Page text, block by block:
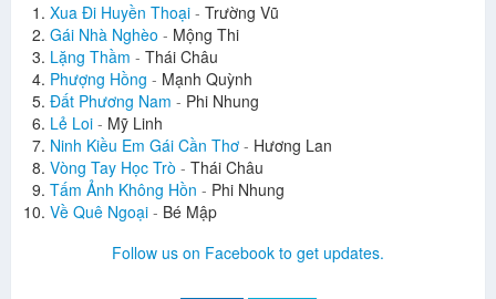
Xua Đi Huyền Thoại - Trường Vũ
Gái Nhà Nghèo - Mộng Thi
Lặng Thầm - Thái Châu
Phượng Hồng - Mạnh Quỳnh
Đất Phương Nam - Phi Nhung
Lẻ Loi - Mỹ Linh
Ninh Kiều Em Gái Cần Thơ - Hương Lan
Vòng Tay Học Trò - Thái Châu
Tấm Ảnh Không Hồn - Phi Nhung
Về Quê Ngoại - Bé Mập
Follow us on Facebook to get updates.